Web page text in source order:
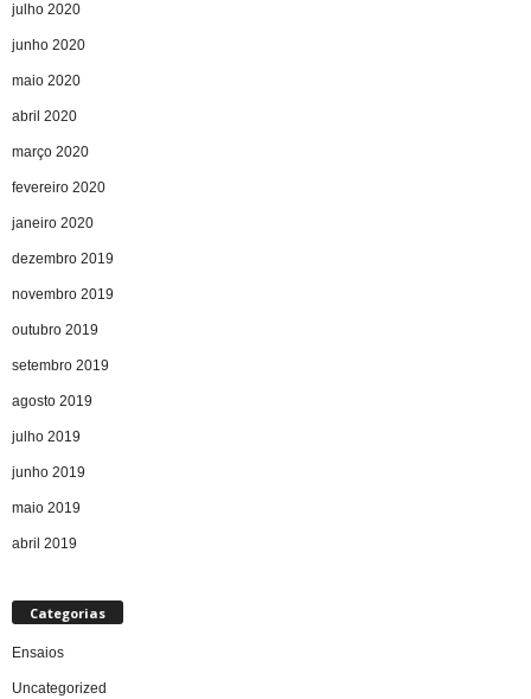
julho 2020
junho 2020
maio 2020
abril 2020
março 2020
fevereiro 2020
janeiro 2020
dezembro 2019
novembro 2019
outubro 2019
setembro 2019
agosto 2019
julho 2019
junho 2019
maio 2019
abril 2019
Categorias
Ensaios
Uncategorized